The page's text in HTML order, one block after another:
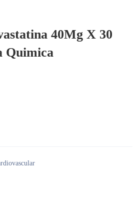
40Mg X 30
Quimica